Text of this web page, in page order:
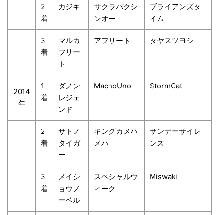
2
着
カジキ
サクラバクシ
ンオー
ブライアンズタ
イム
3
着
マルカ
フリー
ト
アフリート タヤスツヨシ
2014
年
1
着
ダノン
レジェ
ンド
MachoUno StormCat
2
着
サトノ
タイガ
ー
キングカメハ
メハ
サンデーサイレ
ンス
3
着
メイシ
ョウノ
ーベル
スペシャルウ
ィーク
Miswaki